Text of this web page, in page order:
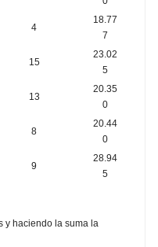
4
18.77
7
15
23.02
5
13
20.35
0
8
20.44
0
9
28.94
5
y haciendo la suma la